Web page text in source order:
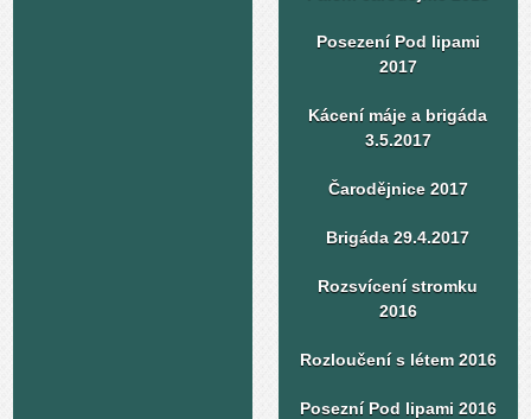
Posezení Pod lipami
2017
Kácení máje a brigáda
3.5.2017
Čarodějnice 2017
Brigáda 29.4.2017
Rozsvícení stromku
2016
Rozloučení s létem 2016
Posezní Pod lipami 2016